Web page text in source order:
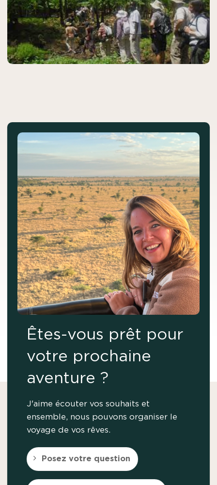
Êtes-vous prêt pour
votre prochaine
aventure ?
J'aime écouter vos souhaits et
ensemble, nous pouvons organiser le
voyage de vos rêves.
Posez votre question